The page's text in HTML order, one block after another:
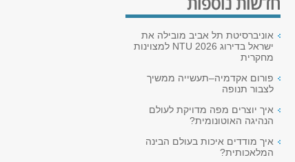
אוניברסיטת תל אביב מובילה את
ישראל בדירוג NTU 2026 למצוינות
מחקרית
פורום אקדמיה–תעשייה ממשיך
לצבור תנופה
איך יוצרים מפה מדויקת לעולם
הנהיגה האוטונומית?
איך מודדים איכות בעולם הבינה
המלאכותית?